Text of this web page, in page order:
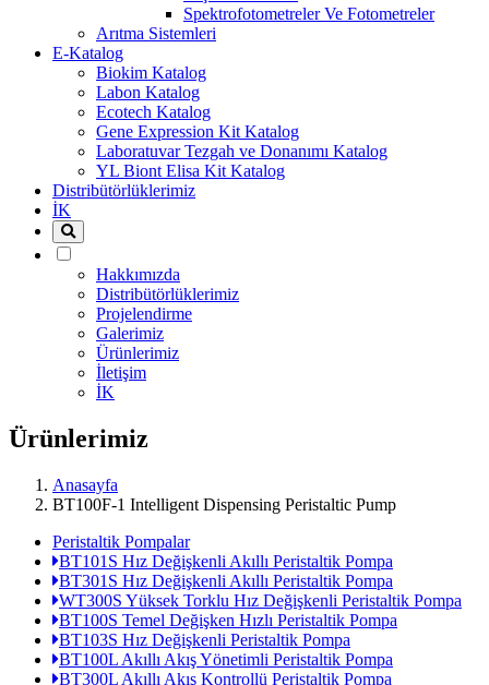
Spektrofotometreler Ve Fotometreler
Arıtma Sistemleri
E-Katalog
Biokim Katalog
Labon Katalog
Ecotech Katalog
Gene Expression Kit Katalog
Laboratuvar Tezgah ve Donanımı Katalog
YL Biont Elisa Kit Katalog
Distribütörlüklerimiz
İK
Hakkımızda
Distribütörlüklerimiz
Projelendirme
Galerimiz
Ürünlerimiz
İletişim
İK
Ürünlerimiz
Anasayfa
BT100F-1 Intelligent Dispensing Peristaltic Pump
Peristaltik Pompalar
BT101S Hız Değişkenli Akıllı Peristaltik Pompa
BT301S Hız Değişkenli Akıllı Peristaltik Pompa
WT300S Yüksek Torklu Hız Değişkenli Peristaltik Pompa
BT100S Temel Değişken Hızlı Peristaltik Pompa
BT103S Hız Değişkenli Peristaltik Pompa
BT100L Akıllı Akış Yönetimli Peristaltik Pompa
BT300L Akıllı Akış Kontrollü Peristaltik Pompa